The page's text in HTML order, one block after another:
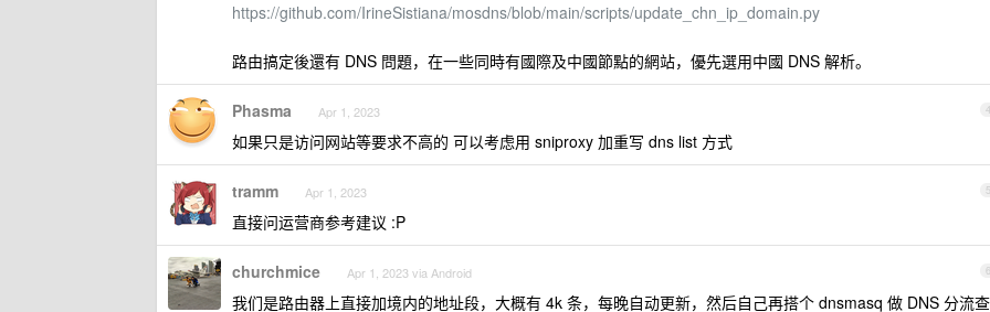
https://github.com/IrineSistiana/mosdns/blob/main/scripts/update_chn_ip_domain.py
路由搞定後還有 DNS 問題，在一些同時有國際及中國節點的網站，優先選用中國 DNS 解析。
4
Phasma Apr 1, 2023
如果只是访问网站等要求不高的 可以考虑用 sniproxy 加重写 dns list 方式
5
tramm Apr 1, 2023
直接问运营商参考建议 :P
6
churchmice Apr 1, 2023 via Android
我们是路由器上直接加境内的地址段，大概有 4k 条，每晚自动更新，然后自己再搭个 dnsmasq 做 DNS 分流查